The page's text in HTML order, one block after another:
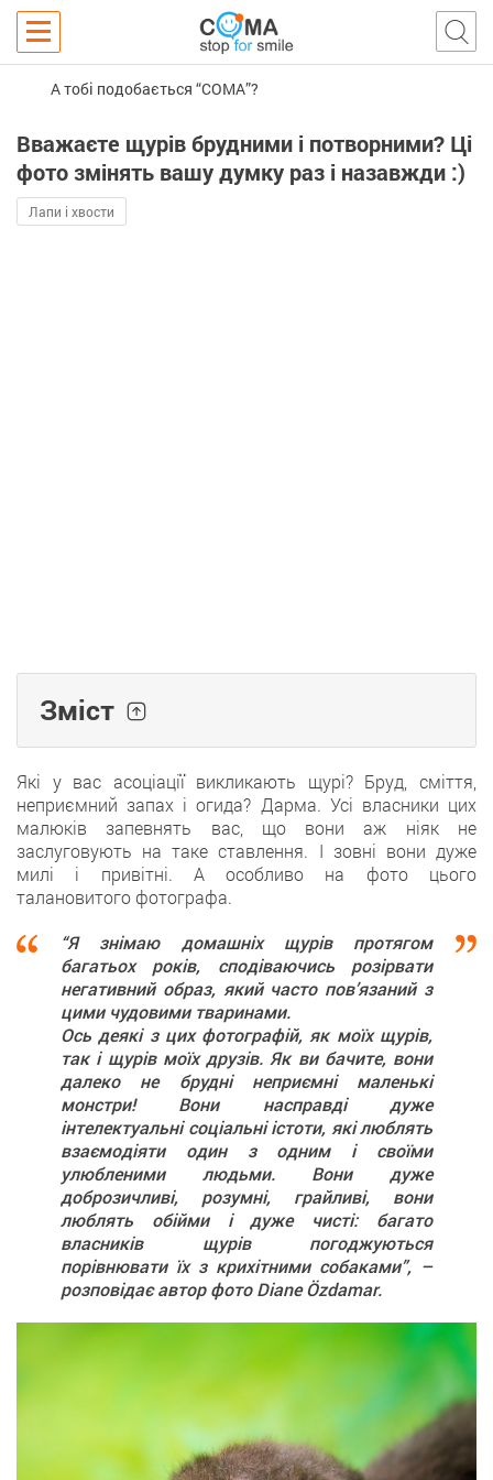
А тобі подобається “COMA”?
Вважаєте щурів брудними і потворними? Ці
фото змінять вашу думку раз і назавжди :)
Лапи і хвости
Зміст
Які у вас асоціації викликають щурі? Бруд, сміття,
неприємний запах і огида? Дарма. Усі власники цих
малюків запевнять вас, що вони аж ніяк не
заслуговують на таке ставлення. І зовні вони дуже
милі і привітні. А особливо на фото цього
талановитого фотографа.
“Я знімаю домашніх щурів протягом
багатьох років, сподіваючись розірвати
негативний образ, який часто пов’язаний з
цими чудовими тваринами.
Ось деякі з цих фотографій, як моїх щурів,
так і щурів моїх друзів. Як ви бачите, вони
далеко не брудні неприємні маленькі
монстри! Вони насправді дуже
інтелектуальні соціальні істоти, які люблять
взаємодіяти один з одним і своїми
улюбленими людьми. Вони дуже
доброзичливі, розумні, грайливі, вони
люблять обійми і дуже чисті: багато
власників щурів погоджуються
порівнювати їх з крихітними собаками”, –
розповідає автор фото Diane Özdamar.